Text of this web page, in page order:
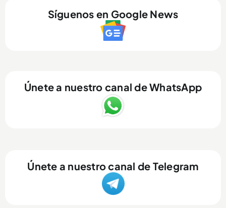
Síguenos en Google News
Únete a nuestro canal de WhatsApp
Únete a nuestro canal de Telegram